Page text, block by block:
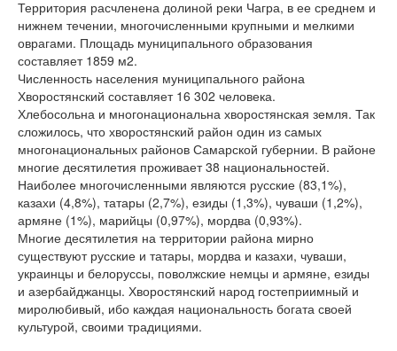
Территория расчленена долиной реки Чагра, в ее среднем и
нижнем течении, многочисленными крупными и мелкими
оврагами. Площадь муниципального образования
составляет 1859 м2.
Численность населения муниципального района
Хворостянский составляет 16 302 человека.
Хлебосольна и многонациональна хворостянская земля. Так
сложилось, что хворостянский район один из самых
многонациональных районов Самарской губернии. В районе
многие десятилетия проживает 38 национальностей.
Наиболее многочисленными являются русские (83,1%),
казахи (4,8%), татары (2,7%), езиды (1,3%), чуваши (1,2%),
армяне (1%), марийцы (0,97%), мордва (0,93%).
Многие десятилетия на территории района мирно
существуют русские и татары, мордва и казахи, чуваши,
украинцы и белоруссы, поволжские немцы и армяне, езиды
и азербайджанцы. Хворостянский народ гостеприимный и
миролюбивый, ибо каждая национальность богата своей
культурой, своими традициями.